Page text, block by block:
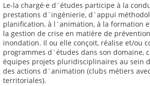
Le-la chargé·e d`études participe à la
prestations d`ingénierie, d`appui
planification, à l`animation, à la formation
la gestion de crise en matière de
inondation. Il ou elle conçoit, réalise et/ou
programmes d`études dans son domaine,
équipes projets pluridisciplinaires au sein
des actions d`animation (clubs métiers
territoriales).